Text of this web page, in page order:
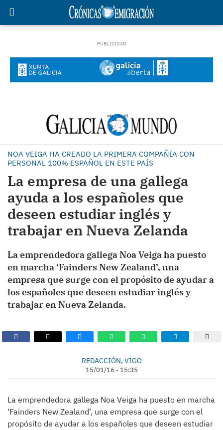
NOA VEIGA HA CREADO LA PRIMERA COMPAÑÍA CON
PERSONAL 100% ESPAÑOL EN ESTE PAÍS
La empresa de una gallega
ayuda a los españoles que
deseen estudiar inglés y
trabajar en Nueva Zelanda
La emprendedora gallega Noa Veiga ha puesto
en marcha ‘Fainders New Zealand’, una
empresa que surge con el propósito de ayudar a
los españoles que deseen estudiar inglés y
trabajar en Nueva Zelanda.
REDACCIÓN, VIGO
15/01/16 - 15:35
La emprendedora gallega Noa Veiga ha puesto en marcha
‘Fainders New Zealand’, una empresa que surge con el
propósito de ayudar a los españoles que deseen estudiar